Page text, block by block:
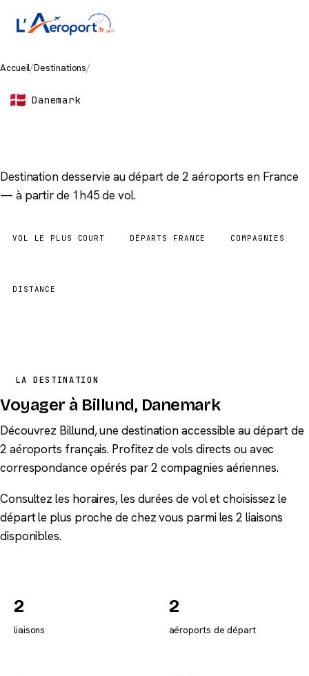
Accueil/Destinations/
Danemark
Destination desservie au départ de 2 aéroports en France
— à partir de 1h45 de vol.
VOL LE PLUS COURT DÉPARTS FRANCE COMPAGNIES
DISTANCE
LA DESTINATION
Voyager à Billund, Danemark
Découvrez Billund, une destination accessible au départ de
2 aéroports français. Profitez de vols directs ou avec
correspondance opérés par 2 compagnies aériennes.
Consultez les horaires, les durées de vol et choisissez le
départ le plus proche de chez vous parmi les 2 liaisons
disponibles.
2
liaisons
2
aéroports de départ